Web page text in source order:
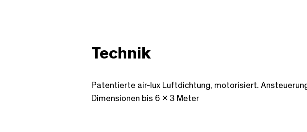
Technik
Patentierte air-lux Luftdichtung, motorisiert.
Dimensionen bis 6 x 3 Meter